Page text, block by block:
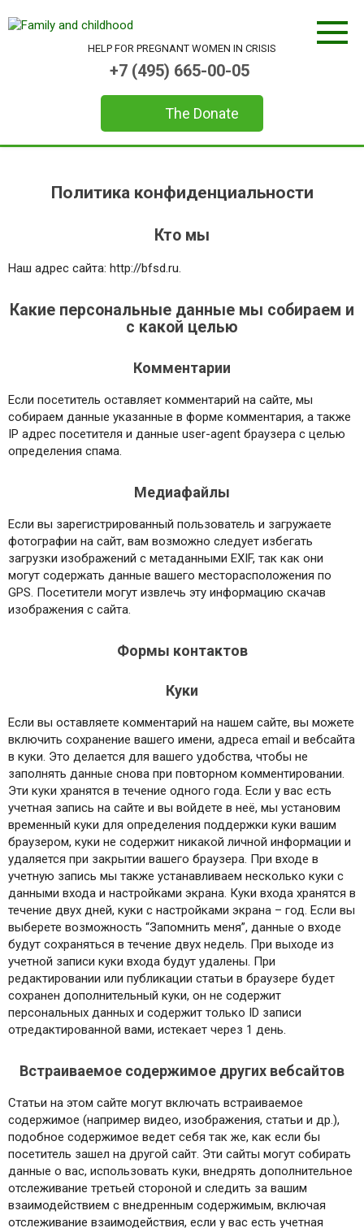
to
HELP FOR PREGNANT WOMEN IN CRISIS
+7 (495) 665-00-05
The Donate
Политика конфиденциальности
Кто мы
Наш адрес сайта: http://bfsd.ru.
Какие персональные данные мы собираем и
с какой целью
Комментарии
Если посетитель оставляет комментарий на сайте, мы
собираем данные указанные в форме комментария, а также
IP адрес посетителя и данные user-agent браузера с целью
определения спама.
Медиафайлы
Если вы зарегистрированный пользователь и загружаете
фотографии на сайт, вам возможно следует избегать
загрузки изображений с метаданными EXIF, так как они
могут содержать данные вашего месторасположения по
GPS. Посетители могут извлечь эту информацию скачав
изображения с сайта.
Формы контактов
Куки
Если вы оставляете комментарий на нашем сайте, вы можете
включить сохранение вашего имени, адреса email и вебсайта
в куки. Это делается для вашего удобства, чтобы не
заполнять данные снова при повторном комментировании.
Эти куки хранятся в течение одного года. Если у вас есть
учетная запись на сайте и вы войдете в неё, мы установим
временный куки для определения поддержки куки вашим
браузером, куки не содержит никакой личной информации и
удаляется при закрытии вашего браузера. При входе в
учетную запись мы также устанавливаем несколько куки с
данными входа и настройками экрана. Куки входа хранятся в
течение двух дней, куки с настройками экрана – год. Если вы
выберете возможность “Запомнить меня”, данные о входе
будут сохраняться в течение двух недель. При выходе из
учетной записи куки входа будут удалены. При
редактировании или публикации статьи в браузере будет
сохранен дополнительный куки, он не содержит
персональных данных и содержит только ID записи
отредактированной вами, истекает через 1 день.
Встраиваемое содержимое других вебсайтов
Статьи на этом сайте могут включать встраиваемое
содержимое (например видео, изображения, статьи и др.),
подобное содержимое ведет себя так же, как если бы
посетитель зашел на другой сайт. Эти сайты могут собирать
данные о вас, использовать куки, внедрять дополнительное
отслеживание третьей стороной и следить за вашим
взаимодействием с внедренным содержимым, включая
отслеживание взаимодействия, если у вас есть учетная